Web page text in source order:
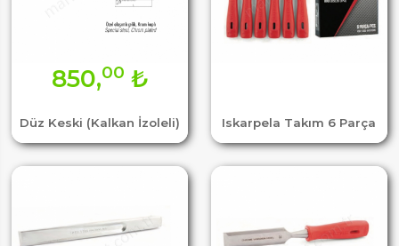
Düz Keski (Kalkan İzoleli)
850,00 ₺
Iskarpela Takım 6 Parça